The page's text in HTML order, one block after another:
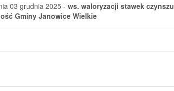
03 grudnia 2025 - ws. waloryzacji stawek czynszu
Gminy Janowice Wielkie